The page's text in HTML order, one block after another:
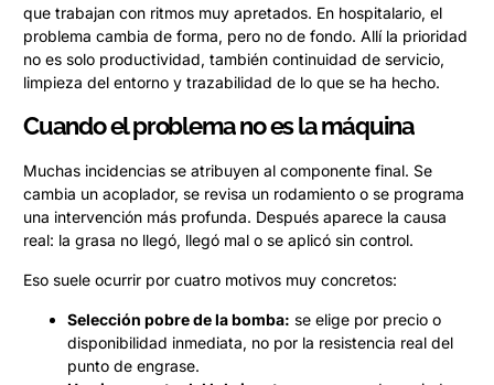
que trabajan con ritmos muy apretados. En hospitalario, el
problema cambia de forma, pero no de fondo. Allí la prioridad
no es solo productividad, también continuidad de servicio,
limpieza del entorno y trazabilidad de lo que se ha hecho.
Cuando el problema no es la máquina
Muchas incidencias se atribuyen al componente final. Se
cambia un acoplador, se revisa un rodamiento o se programa
una intervención más profunda. Después aparece la causa
real: la grasa no llegó, llegó mal o se aplicó sin control.
Eso suele ocurrir por cuatro motivos muy concretos:
Selección pobre de la bomba: se elige por precio o
disponibilidad inmediata, no por la resistencia real del
punto de engrase.